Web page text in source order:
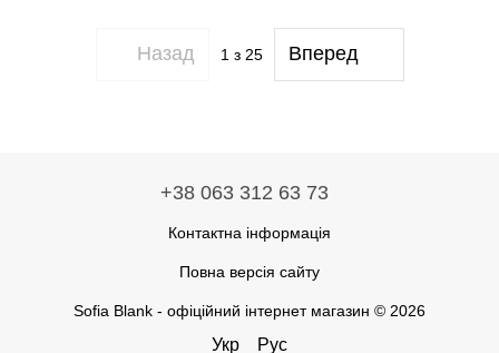
Назад 1 з 25 Вперед
+38 063 312 63 73
Контактна інформація
Повна версія сайту
Sofia Blank - офіційний інтернет магазин © 2026
Укр Рус